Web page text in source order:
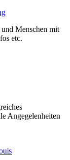
Menschen mit
etc.
Angegelenheiten